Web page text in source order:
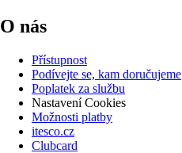
O nás
Přístupnost
Podívejte se, kam doručujeme
Poplatek za službu
Nastavení Cookies
Možnosti platby
itesco.cz
Clubcard